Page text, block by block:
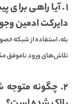
۱. آیا راهی
دایرکت ادمین
تلاش‌های ورود ناموفق
۲. چگونه